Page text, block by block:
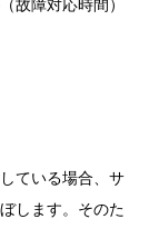
故障対応時間）
ている場合、サ
します。そのた